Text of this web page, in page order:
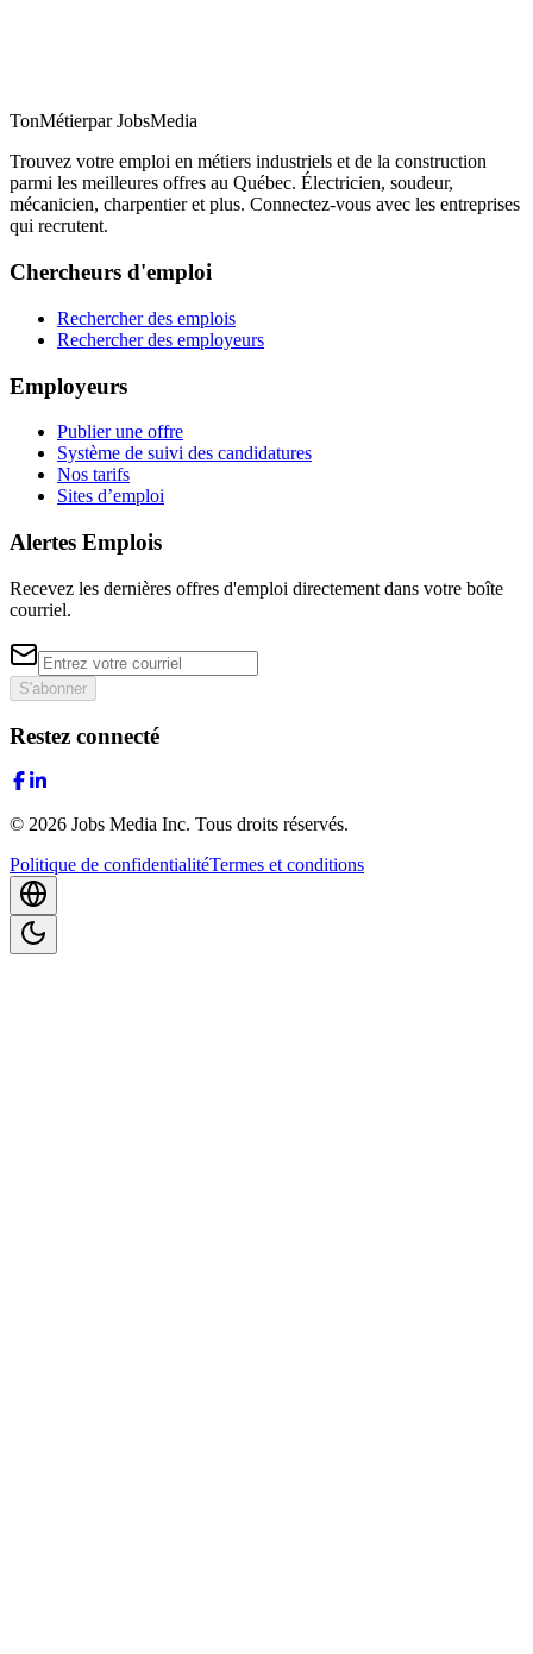
TonMétierpar JobsMedia
Trouvez votre emploi en métiers industriels et de la construction
parmi les meilleures offres au Québec. Électricien, soudeur,
mécanicien, charpentier et plus. Connectez-vous avec les entreprises
qui recrutent.
Chercheurs d'emploi
Rechercher des emplois
Rechercher des employeurs
Employeurs
Publier une offre
Système de suivi des candidatures
Nos tarifs
Sites d’emploi
Alertes Emplois
Recevez les dernières offres d'emploi directement dans votre boîte
courriel.
S'abonner
Restez connecté
© 2026 Jobs Media Inc. Tous droits réservés.
Politique de confidentialitéTermes et conditions